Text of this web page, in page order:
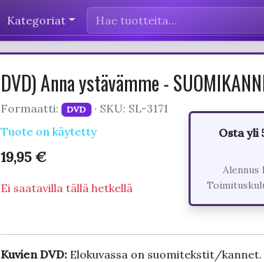
Kategoriat
DVD) Anna ystävämme -
Formaatti: DVD
· SKU: SL-3171
Tuote on käytetty
19,95 €
Ei saatavilla tällä hetkellä
Osta yli
Alennus
Kuvien DVD: Elokuvassa on suomitekstit/kannet.